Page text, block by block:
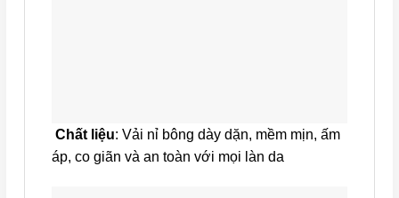
Chất liệu: Vải nỉ bông dày dặn, mềm mịn, ấm
áp, co giãn và an toàn với mọi làn da